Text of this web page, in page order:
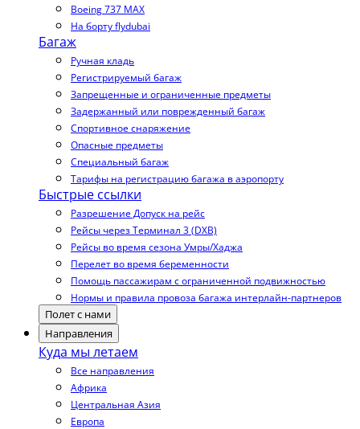
Boeing 737 MAX
На борту flydubai
Багаж
Ручная кладь
Регистрируемый багаж
Запрещенные и ограниченные предметы
Задержанный или поврежденный багаж
Спортивное снаряжение
Опасные предметы
Специальный багаж
Тарифы на регистрацию багажа в аэропорту
Быстрые ссылки
Разрешение Допуск на рейс
Рейсы через Терминал 3 (DXB)
Рейсы во время сезона Умры/Хаджа
Перелет во время беременности
Помощь пассажирам с ограниченной подвижностью
Нормы и правила провоза багажа интерлайн-партнеров
Полет с нами
Направления
Куда мы летаем
Все направления
Африка
Центральная Азия
Европа